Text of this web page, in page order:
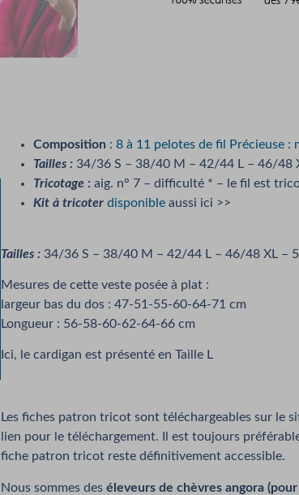
Composition : 8 à 11 pelotes de fil Précieuse
Tailles :34/36 S – 38/40 M – 42/44 L – 46/48
Tricotage: aig. n° 7 – difficulté * – le fil est
Kit à tricoter disponibleaussi ici >>
Tailles :34/36 S – 38/40 M – 42/44 L – 46/48 XL –
Mesures de cette veste posée à plat :
largeur bas du dos : 47-51-55-60-64-71 cm
Longueur : 56-58-60-62-64-66 cm
Ici, le cardigan est présenté en Taille L
Les fiches patron tricot sont téléchargeables sur le
lien pour le téléchargement. Il est toujours
fiche patron tricot reste définitivement accessible.
Nous sommes des éleveurs de chèvres angora